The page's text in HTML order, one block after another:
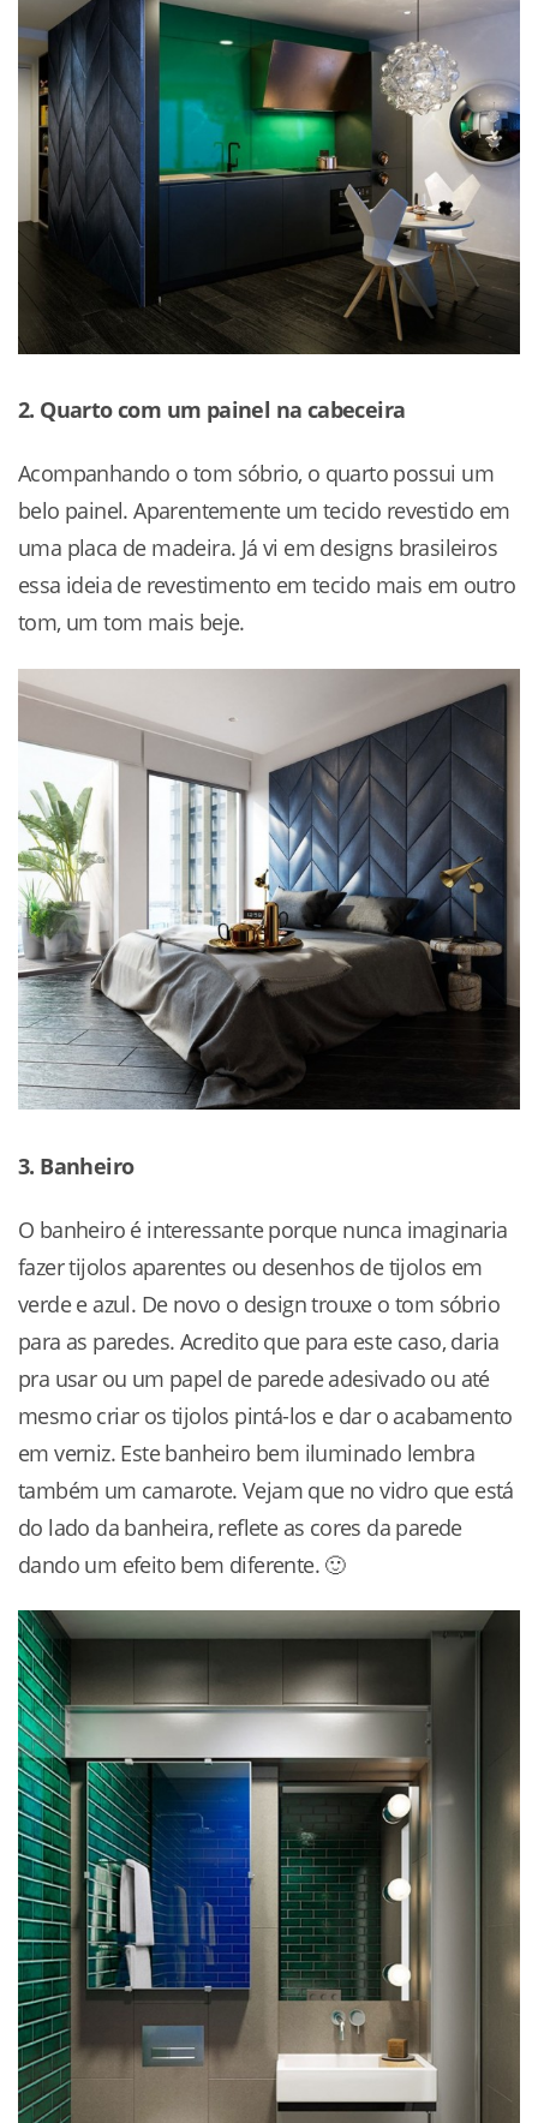
2. Quarto com um painel na cabeceira
Acompanhando o tom sóbrio, o quarto possui um
belo painel. Aparentemente um tecido revestido em
uma placa de madeira. Já vi em designs brasileiros
essa ideia de revestimento em tecido mais em outro
tom, um tom mais beje.
3. Banheiro
O banheiro é interessante porque nunca imaginaria
fazer tijolos aparentes ou desenhos de tijolos em
verde e azul. De novo o design trouxe o tom sóbrio
para as paredes. Acredito que para este caso, daria
pra usar ou um papel de parede adesivado ou até
mesmo criar os tijolos pintá-los e dar o acabamento
em verniz. Este banheiro bem iluminado lembra
também um camarote. Vejam que no vidro que está
do lado da banheira, reflete as cores da parede
dando um efeito bem diferente. 🙂